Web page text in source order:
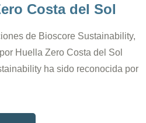
Costa del Sol
de Bioscore Sustainability,
Huella Zero Costa del Sol
ha sido reconocida por